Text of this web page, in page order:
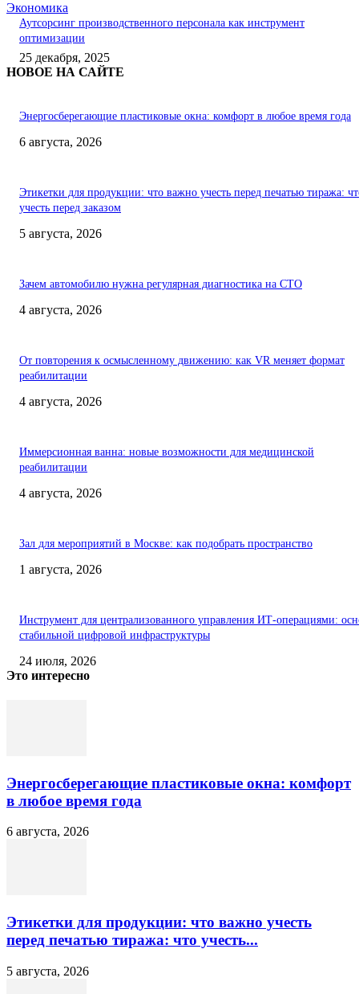
Экономика
Аутсорсинг производственного персонала как инструмент
оптимизации
25 декабря, 2025
НОВОЕ НА САЙТЕ
Энергосберегающие пластиковые окна: комфорт в любое время года
6 августа, 2026
Этикетки для продукции: что важно учесть перед печатью тиража:
учесть перед заказом
5 августа, 2026
Зачем автомобилю нужна регулярная диагностика на СТО
4 августа, 2026
От повторения к осмысленному движению: как VR меняет формат
реабилитации
4 августа, 2026
Иммерсионная ванна: новые возможности для медицинской
реабилитации
4 августа, 2026
Зал для мероприятий в Москве: как подобрать пространство
1 августа, 2026
Инструмент для централизованного управления ИТ-операциями:
стабильной цифровой инфраструктуры
24 июля, 2026
Это интересно
Энергосберегающие пластиковые окна: комфорт
в любое время года
6 августа, 2026
Этикетки для продукции: что важно учесть
перед печатью тиража: что учесть...
5 августа, 2026